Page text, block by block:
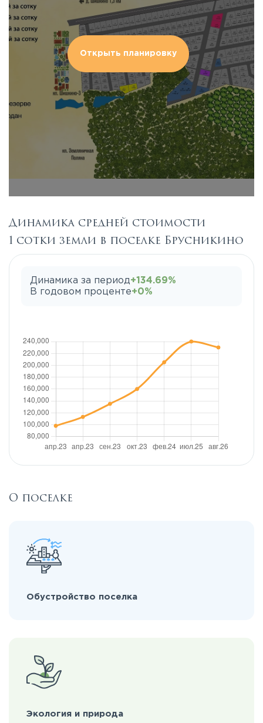
Открыть планировку
Динамика средней стоимости
1 сотки земли в поселке Брусникино
Динамика за период+134.69%
В годовом проценте+0%
О поселке
Обустройство поселка
Экология и природа